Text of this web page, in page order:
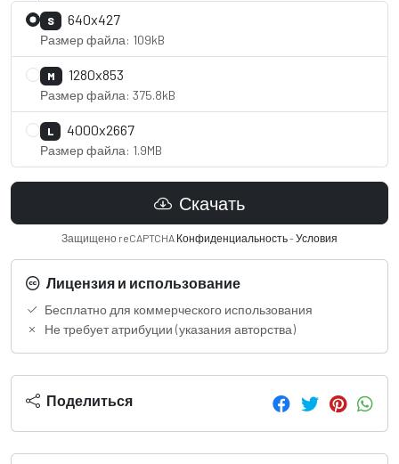
S 640x427
Размер файла: 109kB
M 1280x853
Размер файла: 375.8kB
L 4000x2667
Размер файла: 1.9MB
Скачать
Защищено reCAPTCHA Конфиденциальность-Условия
Лицензия и использование
Бесплатно для коммерческого использования
Не требует атрибуции (указания авторства)
Поделиться